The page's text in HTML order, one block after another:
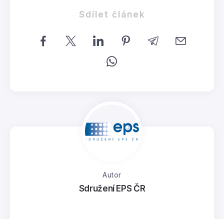
Sdílet článek
Autor
Sdružení EPS ČR